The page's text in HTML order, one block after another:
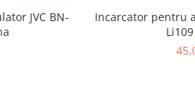
JVC BN-
Incarcator pentru